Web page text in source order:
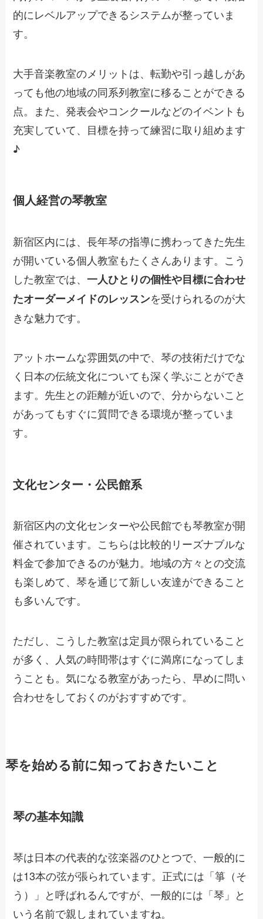
的にレベルアップできるシステムが整っていま
す。
大手音楽教室のメリットは、転勤や引っ越しがあ
っても他の地域の同系列教室に移ることができる
点。また、発表会やコンクールなどのイベントも
充実していて、目標を持って練習に取り組めます
♪
個人経営の琴教室
新宿区内には、長年琴の指導に携わってきた先生
が開いている個人教室もたくさんあります。こう
した教室では、一人ひとりの個性や目標に合わせ
たオーダーメイドのレッスンを受けられるのが大
きな魅力です。
アットホームな雰囲気の中で、琴の技術だけでな
く日本の伝統文化についても深く学ぶことができ
ます。先生との距離が近いので、分からないこと
があってもすぐに質問できる環境が整っていま
す。
文化センター・公民館系
新宿区内の文化センターや公民館でも琴教室が開
催されています。こちらは比較的リーズナブルな
料金で参加できるのが魅力。地域の方々との交流
も楽しめて、琴を通じて新しい友達ができること
も多いんです。
ただし、こうした教室は定員が限られていること
が多く、人気の時間帯はすぐに満席になってしま
うことも。気になる教室があったら、早めに問い
合わせをしておくのがおすすめです。
琴を始める前に知っておきたいこと
琴の基本知識
琴は日本の代表的な弦楽器のひとつで、一般的に
は13本の弦が張られています。正式には「箏（そ
う）」と呼ばれるんですが、一般的には「琴」と
いう名前で親しまれていますね。